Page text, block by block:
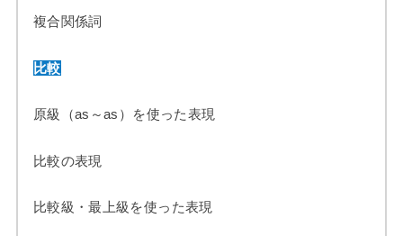
複合関係詞
比較
原級（as～as）を使った表現
比較の表現
比較級・最上級を使った表現